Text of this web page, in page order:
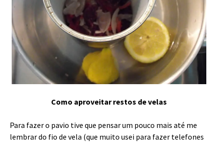
Como aproveitar restos de velas
Para fazer o pavio tive que pensar um pouco mais até me
lembrar do fio de vela (que muito usei para fazer telefones